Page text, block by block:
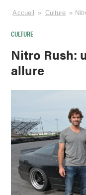
Accueil » Culture »
CULTURE
Nitro Rush:
allure